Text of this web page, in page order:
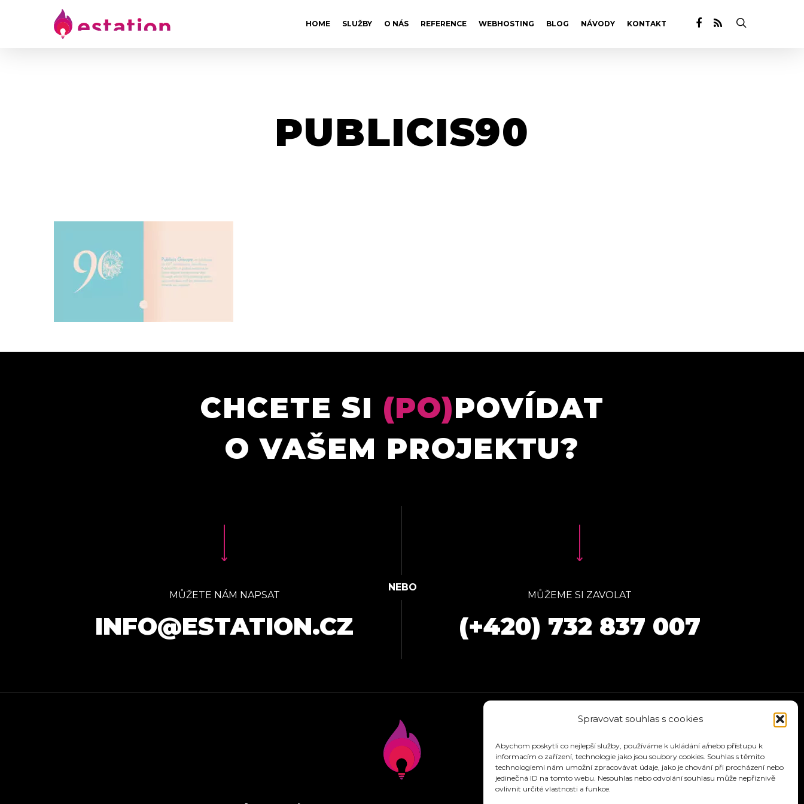
Spravovat souhlas s cookies
Abychom poskytli co nejlepší služby, používáme k ukládání a/nebo přístupu k
informacím o zařízení, technologie jako jsou soubory cookies. Souhlas s těmito
technologiemi nám umožní zpracovávat údaje, jako je chování při procházení nebo
jedinečná ID na tomto webu. Nesouhlas nebo odvolání souhlasu může nepříznivě
ovlivnit určité vlastnosti a funkce.
HOME SLUŽBY O NÁS REFERENCE WEBHOSTING BLOG NÁVODY KONTAKT
PUBLICIS90
CHCETE SI (PO)POVÍDAT
O VAŠEM PROJEKTU?
MŮŽETE NÁM NAPSAT
INFO@ESTATION.CZ
MŮŽEME SI ZAVOLAT
(+420) 732 837 007